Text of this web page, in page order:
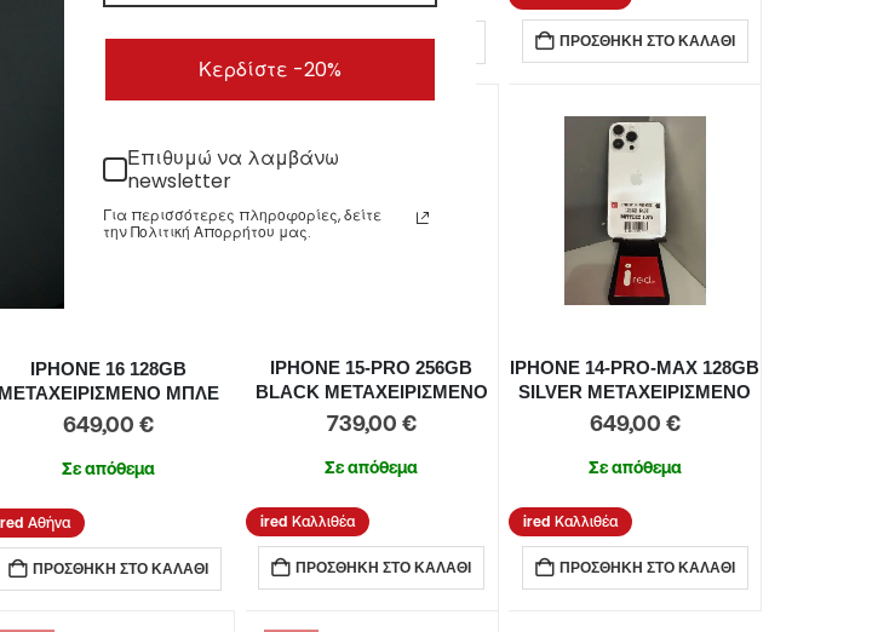
ΠΡΟΣΘΉΚΗ ΣΤΟ ΚΑΛΆΘΙ ΠΡΟΣΘΉΚΗ ΣΤΟ ΚΑΛΆΘΙ ΠΡΟΣΘΉΚΗ ΣΤΟ ΚΑΛΆΘΙ
IPHONE 16 128GB
ΜΕΤΑΧΕΙΡΙΣΜΕΝΟ ΜΠΛΕ
649,00€
Σε απόθεμα
Αθήνα
ΠΡΟΣΘΉΚΗ ΣΤΟ ΚΑΛΆΘΙ
IPHONE 15-PRO 256GB
BLACK ΜΕΤΑΧΕΙΡΙΣΜΕΝΟ
739,00 €
Σε απόθεμα
Καλλιθέα
ΠΡΟΣΘΉΚΗ ΣΤΟ ΚΑΛΆΘΙ
IPHONE 14-PRO-MAX 128GB
SILVER ΜΕΤΑΧΕΙΡΙΣΜΕΝΟ
649,00 €
Σε απόθεμα
Καλλιθέα
ΠΡΟΣΘΉΚΗ ΣΤΟ ΚΑΛΆΘΙ
Κερδίστε -20%
Επιθυμώ να λαμβάνω
newsletter
Για περισσότερες πληροφορίες, δείτε
την Πολιτική Απορρήτου μας.